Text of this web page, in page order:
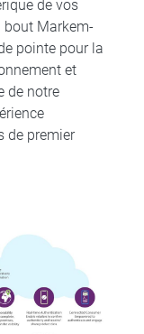
de vos
bout Markem-
pointe pour la
et
de notre
de premier